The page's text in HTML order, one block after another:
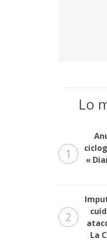
Lo
1
«
2
La